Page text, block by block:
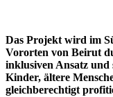
Das Projekt wird im
Vororten von Beirut
inklusiven Ansatz und
Kinder, ältere
gleichberechtigt